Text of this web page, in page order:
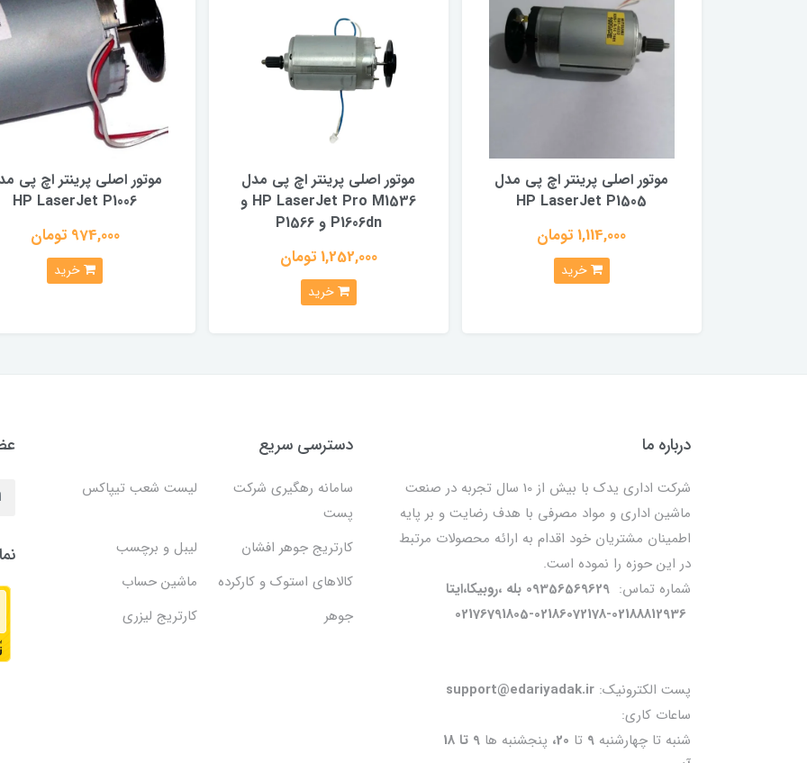
موتور اصلی پرینتر اچ پی مدل
HP LaserJet P1505
1,114,000 تومان
خرید
موتور اصلی پرینتر اچ پی مدل
HP LaserJet Pro M1536 و
P1606dn و P1566
1,252,000 تومان
خرید
موتور اصلی پرینتر اچ پی
HP LaserJet P1006
974,000 تومان
خرید
درباره ما
شرکت اداری یدک با بیش از 10 سال تجربه در صنعت
ماشین اداری و مواد مصرفی با هدف رضایت و بر پایه
اطمینان مشتریان خود اقدام به ارائه محصولات مرتبط
در این حوزه را نموده است.
شماره تماس:09356569629 بله ،روبیکا،ایتا
02176791805-02186072178-02188812936
پست الکترونیک: support@edariyadak.ir
ساعات کاری:
شنبه تا چهارشنبه9 تا 20، پنجشنبه ها 9 تا 18
دسترسی سریع
سامانه رهگیری شرکت
پست
لیست شعب تیپاکس
کارتریج جوهر افشان
لیبل و برچسب
کالاهای استوک و کارکرده
ماشین حساب
جوهر
کارتریج لیزری